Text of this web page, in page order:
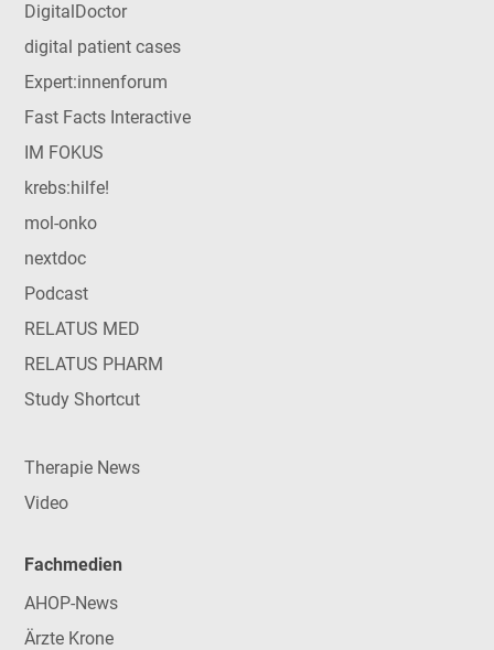
DigitalDoctor
digital patient cases
Expert:innenforum
Fast Facts Interactive
IM FOKUS
krebs:hilfe!
mol-onko
nextdoc
Podcast
RELATUS MED
RELATUS PHARM
Study Shortcut
Therapie News
Video
Fachmedien
AHOP-News
Ärzte Krone